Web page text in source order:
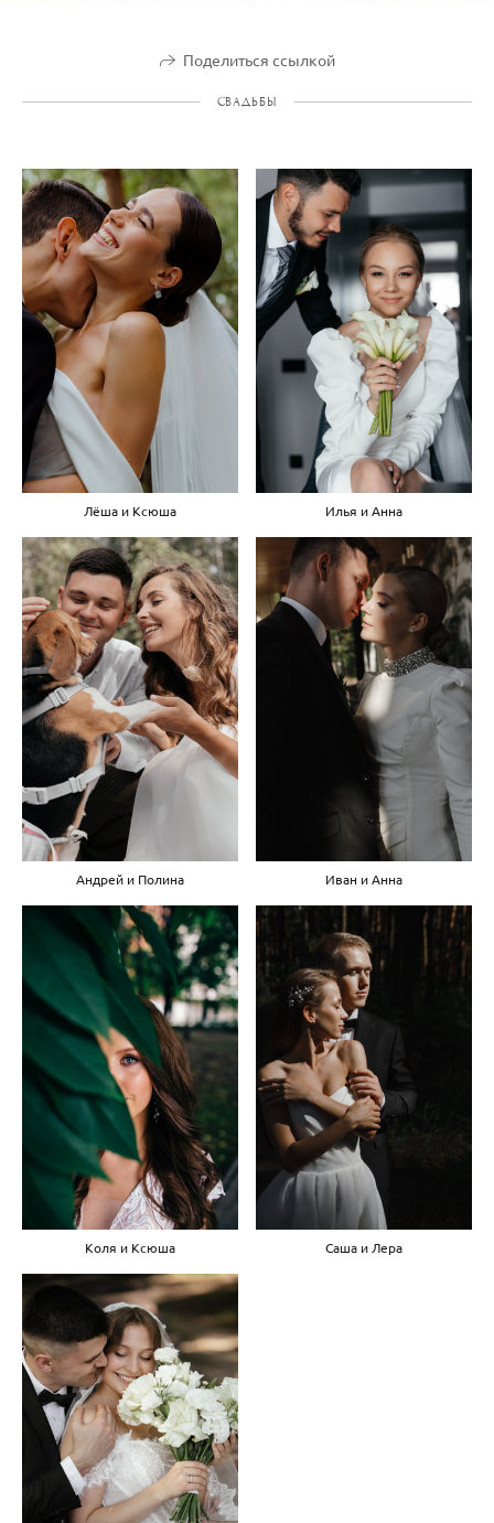
Поделиться ссылкой
СВАДЬБЫ
Лёша и Ксюша Илья и Анна
Андрей и Полина Иван и Анна
Коля и Ксюша Саша и Лера